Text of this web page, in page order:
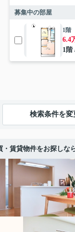
募集中の部屋
1階
6.4
1階
検索条件を変
・賃貸物件をお探しな